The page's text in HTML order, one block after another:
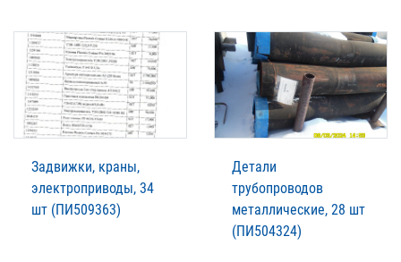
Задвижки, краны,
электроприводы, 34
шт (ПИ509363)
Детали
трубопроводов
металлические, 28 шт
(ПИ504324)